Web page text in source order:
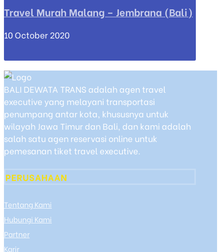
Travel Murah Malang – Jembrana (Bali)
10 October 2020
BALI DEWATA TRANS adalah agen travel
executive yang melayani transportasi
penumpang antar kota, khususnya untuk
wilayah Jawa Timur dan Bali, dan kami adalah
salah satu agen reservasi online untuk
pemesanan tiket travel executive.
PERUSAHAAN
Tentang Kami
Hubungi Kami
Partner
Karir